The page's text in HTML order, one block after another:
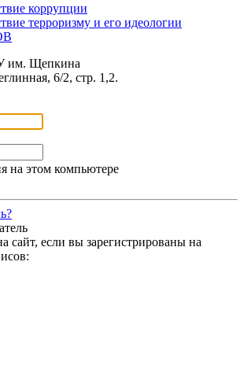
коррупции
терроризму и его идеологии
им. Щепкина
6/2, стр. 1,2.
на этом компьютере
сайт, если вы зарегистрированы на